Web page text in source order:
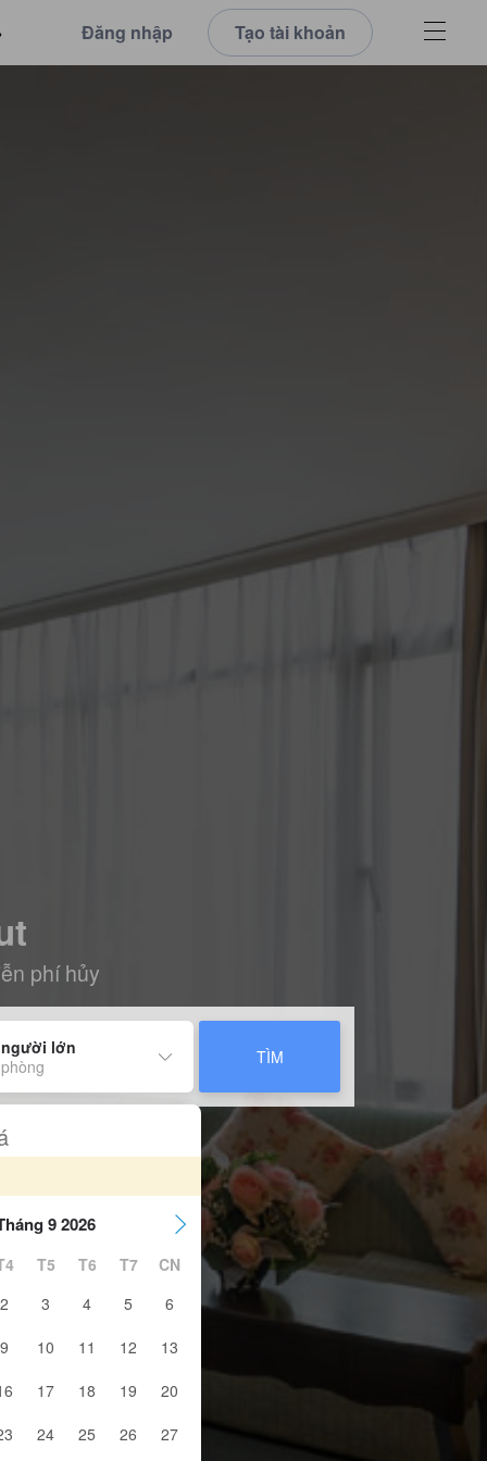
Đăng nhập Tạo tài khoản
phí hủy
lớn
TÌM
9 2026
T5 T6 T7
CN
2
3 4 5
6
9
10 11 12
13
17 18 19
20
24 25 26 27